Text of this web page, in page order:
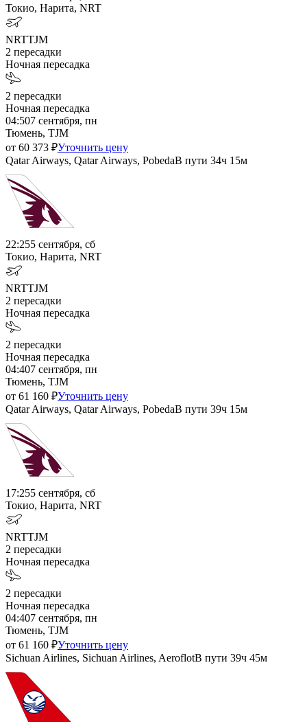
Токио, Нарита, NRT
NRTTJM
2 пересадки
Ночная пересадка
2 пересадки
Ночная пересадка
04:507 сентября, пн
Тюмень, TJM
от 60 373 ₽Уточнить цену
Qatar Airways, Qatar Airways, PobedaВ пути 34ч 15м
22:255 сентября, сб
Токио, Нарита, NRT
NRTTJM
2 пересадки
Ночная пересадка
2 пересадки
Ночная пересадка
04:407 сентября, пн
Тюмень, TJM
от 61 160 ₽Уточнить цену
Qatar Airways, Qatar Airways, PobedaВ пути 39ч 15м
17:255 сентября, сб
Токио, Нарита, NRT
NRTTJM
2 пересадки
Ночная пересадка
2 пересадки
Ночная пересадка
04:407 сентября, пн
Тюмень, TJM
от 61 160 ₽Уточнить цену
Sichuan Airlines, Sichuan Airlines, AeroflotВ пути 39ч 45м